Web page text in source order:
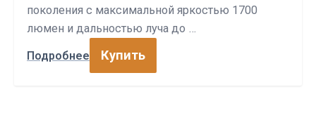
поколения с максимальной яркостью 1700
люмен и дальностью луча до …
Подробнее Купить